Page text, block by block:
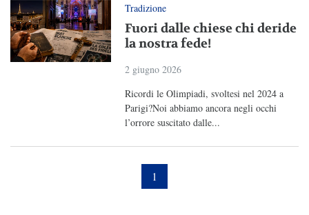
Tradizione
Fuori dalle chiese chi deride
la nostra fede!
2 giugno 2026
Ricordi le Olimpiadi, svoltesi nel 2024 a
Parigi?Noi abbiamo ancora negli occhi
l’orrore suscitato dalle...
1